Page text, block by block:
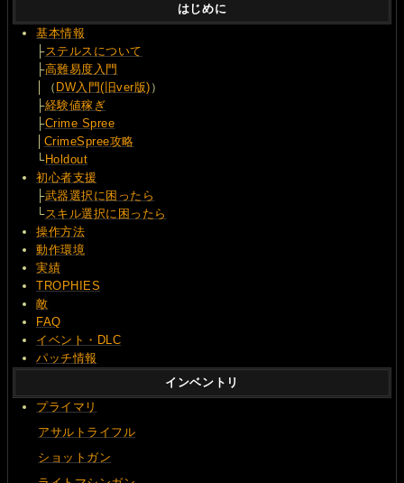
はじめに
基本情報
├ステルスについて
├高難易度入門
│（ DW入門(旧ver版) ）
├経験値稼ぎ
├Crime Spree
CrimeSpree攻略
└Holdout
初心者支援
├武器選択に困ったら
└スキル選択に困ったら
操作方法
動作環境
実績
TROPHIES
敵
FAQ
イベント・DLC
パッチ情報
インベントリ
プライマリ
アサルトライフル
ショットガン